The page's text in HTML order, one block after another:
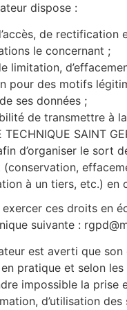
dispose :
de
le concernant ;
limitation,
pour des motifs
ses données ;
de transmettre à
TECHNIQUE SAINT
d’organiser le sort
(conservation,
à un tiers, etc.) en
exercer ces droits en
suivante :
est averti que
pratique et selon les
impossible la prise
d’utilisation des